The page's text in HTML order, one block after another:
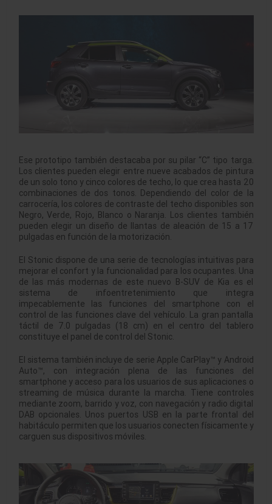
Ese prototipo también destacaba por su pilar “C” tipo targa.
Los clientes pueden elegir entre nueve acabados de pintura
de un solo tono y cinco colores de techo, lo que crea hasta 20
combinaciones de dos tonos. Dependiendo del color de la
carrocería, los colores de contraste del techo disponibles son
Negro, Verde, Rojo, Blanco o Naranja. Los clientes también
pueden elegir un diseño de llantas de aleación de 15 a 17
pulgadas en función de la motorización.
El Stonic dispone de una serie de tecnologías intuitivas para
mejorar el confort y la funcionalidad para los ocupantes. Una
de las más modernas de este nuevo B-SUV de Kia es el
sistema de infoentretenimiento que integra
impecablemente las funciones del smartphone con el
control de las funciones clave del vehículo. La gran pantalla
táctil de 7.0 pulgadas (18 cm) en el centro del tablero
constituye el panel de control del Stonic.
El sistema también incluye de serie Apple CarPlay™ y Android
Auto™, con integración plena de las funciones del
smartphone y acceso para los usuarios de sus aplicaciones o
streaming de música durante la marcha. Tiene controles
mediante zoom, barrido y voz, con navegación y radio digital
DAB opcionales. Unos puertos USB en la parte frontal del
habitáculo permiten que los usuarios conecten físicamente y
carguen sus dispositivos móviles.